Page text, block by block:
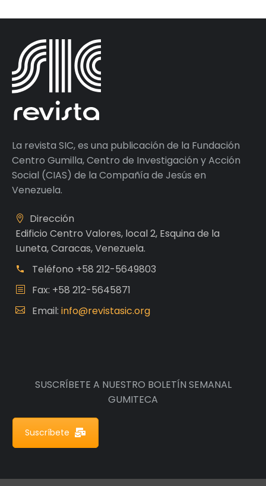
La revista SIC, es una publicación de la Fundación
Centro Gumilla, Centro de Investigación y Acción
Social (CIAS) de la Compañía de Jesús en
Venezuela.
Dirección
Edificio Centro Valores, local 2, Esquina de la
Luneta, Caracas, Venezuela.
Teléfono +58 212-5649803
Fax: +58 212-5645871
Email: info@revistasic.org
SUSCRÍBETE A NUESTRO BOLETÍN SEMANAL
GUMITECA
Suscríbete